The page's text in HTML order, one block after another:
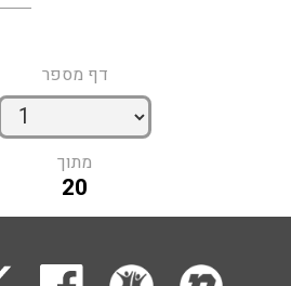
דף מספר
מתוך
20